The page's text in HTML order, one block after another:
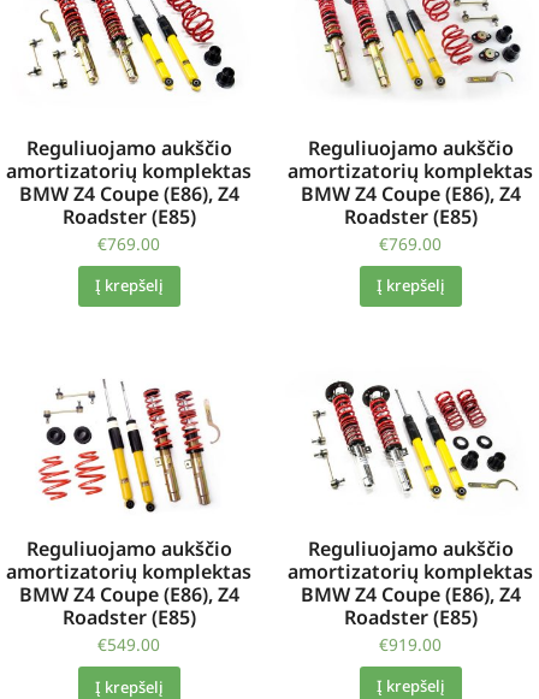
Reguliuojamo aukščio
amortizatorių komplektas
BMW Z4 Coupe (E86), Z4
Roadster (E85)
€769.00
Į krepšelį
Reguliuojamo aukščio
amortizatorių komplektas
BMW Z4 Coupe (E86), Z4
Roadster (E85)
€769.00
Į krepšelį
Reguliuojamo aukščio
amortizatorių komplektas
BMW Z4 Coupe (E86), Z4
Roadster (E85)
€549.00
Į krepšelį
Reguliuojamo aukščio
amortizatorių komplektas
BMW Z4 Coupe (E86), Z4
Roadster (E85)
€919.00
Į krepšelį